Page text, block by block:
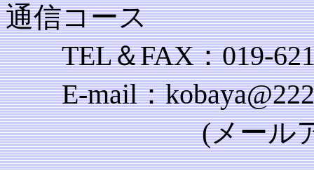
通信コース
TEL＆FAX：019-
E-mail：
(メールアドレス